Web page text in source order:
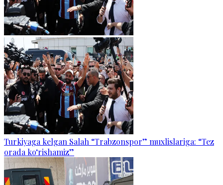
Turkiyaga kelgan Salah “Trabzonspor” muxlislariga: “Tez
orada ko‘rishamiz”